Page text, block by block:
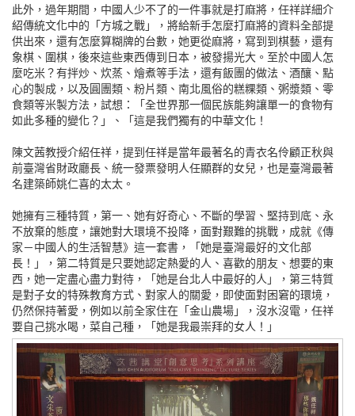
此外，過年期間，中國人少不了的一件事就是打麻將，任祥詳細介
紹傳統文化中的「方城之戰」，將給新手怎麼打麻將的資料全部提
供出來，還有怎麼算糊牌的台數，她更從麻將，寫到到棋藝，還有
象棋、圍棋，後來這些東西傳到日本，被發揚光大。至於中國人怎
麼吃米？有拌炒、炊蒸、燴煮等手法，還有飯團的做法、酒釀、點
心的製成，以及圓團類、粉片類、南北風俗的糕粿類、粥漿類、零
食類等米製方法，試想：「全世界那一個民族能夠讓單一的食物有
如此多種的變化？」、「這是我們獨有的中華文化！
陳文茜教授介紹任祥，提到任祥是當年最著名的青衣名伶顧正秋與
前臺灣省財政廳長、統一發票發明人任顯群的女兒，也是臺灣最著
名建築師姚仁喜的太太。
她擁有三種特質，第一、她有好奇心、不斷的學習、堅持到底、永
不放棄的態度，讓她對大環境不投降，面對艱難的挑戰，成就《傳
家－中國人的生活智慧》這一套書，「她是臺灣最好的文化部
長！」，第二特質是只要她認定熱愛的人、喜歡的朋友、想要的東
西，她一定盡心盡力對待，「她是台北人中最好的人」，第三特質
是對子女的特殊教育方式、對家人的關愛，即使面對困窘的環境，
仍然保持著愛，例如以前全家住在「金山農場」，沒水沒電，任祥
要自己挑水喝，菜自己種，「她是我最崇拜的女人！」